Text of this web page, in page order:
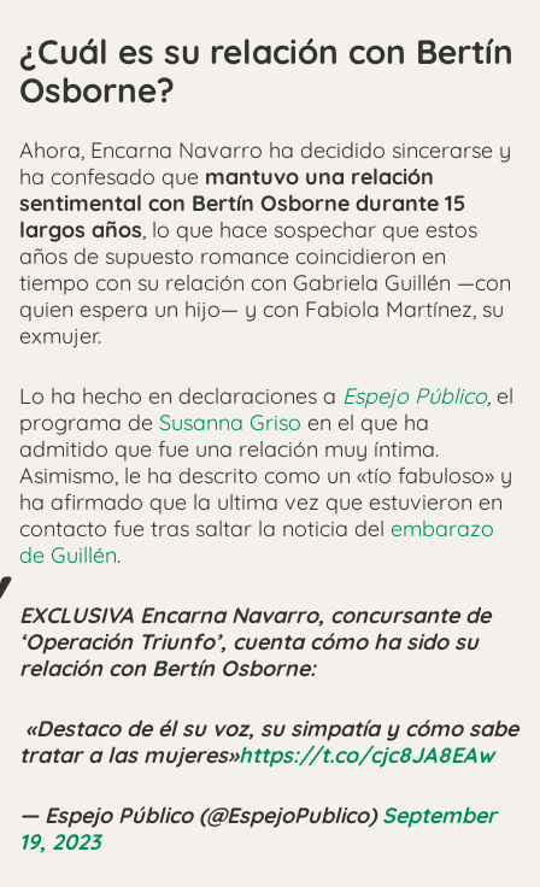
¿Cuál es su relación con Bertín
Osborne?
Ahora, Encarna Navarro ha decidido sincerarse y
ha confesado que mantuvo una relación
sentimental con Bertín Osborne durante 15
largos años, lo que hace sospechar que estos
años de supuesto romance coincidieron en
tiempo con su relación con Gabriela Guillén —con
quien espera un hijo— y con Fabiola Martínez, su
exmujer.
Lo ha hecho en declaraciones a Espejo Público, el
programa de Susanna Griso en el que ha
admitido que fue una relación muy íntima.
Asimismo, le ha descrito como un «tío fabuloso» y
ha afirmado que la ultima vez que estuvieron en
contacto fue tras saltar la noticia del embarazo
de Guillén.
EXCLUSIVA Encarna Navarro, concursante de
‘Operación Triunfo’, cuenta cómo ha sido su
relación con Bertín Osborne:
️ «Destaco de él su voz, su simpatía y cómo sabe
tratar a las mujeres»https://t.co/cjc8JA8EAw
— Espejo Público (@EspejoPublico)September
19, 2023